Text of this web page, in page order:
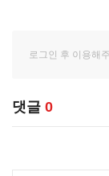
댓글 0